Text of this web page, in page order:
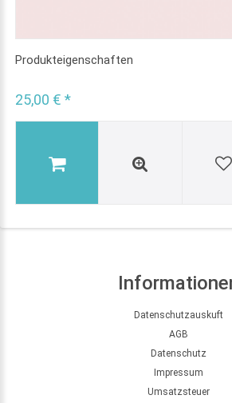
Produkteigenschaften
25,00 € *
Datenschutzauskuft
AGB
Datenschutz
Impressum
Umsatzsteuer